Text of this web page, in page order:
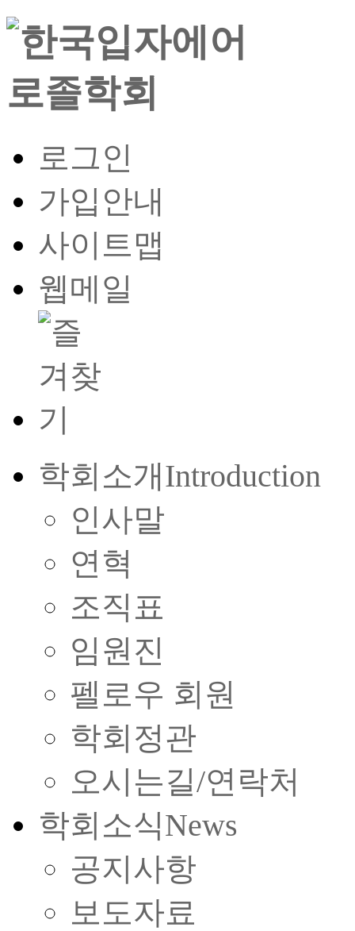
로그인
가입안내
사이트맵
웹메일
학회소개Introduction
인사말
연혁
조직표
임원진
펠로우 회원
학회정관
오시는길/연락처
학회소식News
공지사항
보도자료